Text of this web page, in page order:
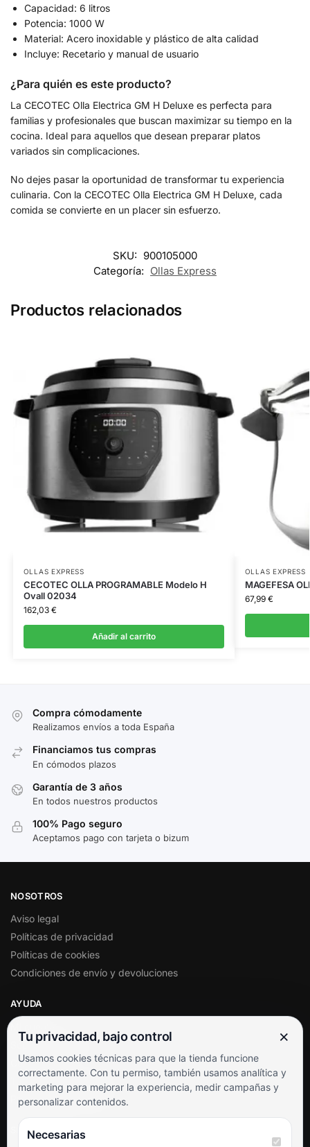
Capacidad: 6 litros
Potencia: 1000 W
Material: Acero inoxidable y plástico de alta calidad
Incluye: Recetario y manual de usuario
¿Para quién es este producto?
La CECOTEC Olla Electrica GM H Deluxe es perfecta para
familias y profesionales que buscan maximizar su tiempo en la
cocina. Ideal para aquellos que desean preparar platos
variados sin complicaciones.
No dejes pasar la oportunidad de transformar tu experiencia
culinaria. Con la CECOTEC Olla Electrica GM H Deluxe, cada
comida se convierte en un placer sin esfuerzo.
SKU: 900105000
Categoría: Ollas Express
Productos relacionados
OLLAS EXPRESS
CECOTEC OLLA PROGRAMABLE Modelo H
Ovall 02034
162,03 €
Añadir al carrito
OLLAS EXPRESS
MAGEFESA
67,99 €
Compra cómodamente
Realizamos envíos a toda España
Financiamos tus compras
En cómodos plazos
Garantía de 3 años
En todos nuestros productos
100% Pago seguro
Aceptamos pago con tarjeta o bizum
NOSOTROS
Aviso legal
Políticas de privacidad
Políticas de cookies
Condiciones de envío y devoluciones
AYUDA
Soporte al cliente
Contacto
Términos y condiciones
Preguntas frecuentes
SÍGUENOS
Tu privacidad, bajo control ×
Usamos cookies técnicas para que la tienda funcione
correctamente. Con tu permiso, también usamos analítica y
marketing para mejorar la experiencia, medir campañas y
personalizar contenidos.
Necesarias